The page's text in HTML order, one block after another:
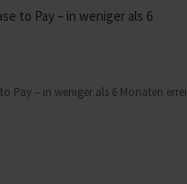
Pay – in weniger als 6 Monaten